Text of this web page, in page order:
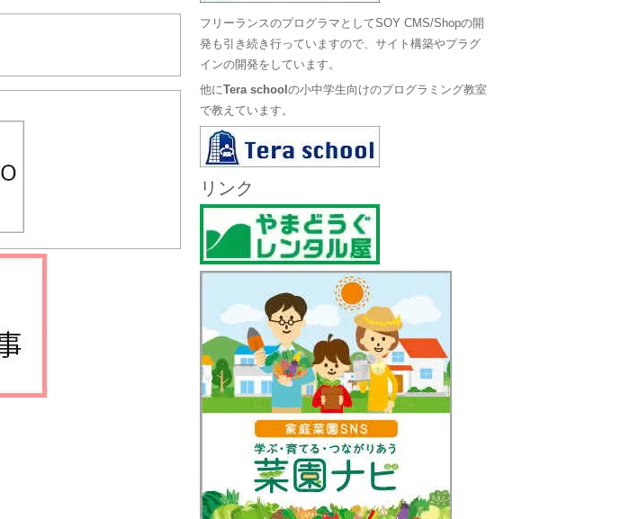
フリーランスのプログラマとしてSOY CMS/Shopの開
発も引き続き行っていますので、サイト構築やプラグ
インの開発をしています。
他にTera schoolの小中学生向けのプログラミング教室
で教えています。
リンク